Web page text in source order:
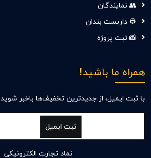
👥 نمایندگان
👷 داربست بندان
📸 ثبت پروژه
همراه ما باشید!
با ثبت ایمیل، از جدید‌ترین تخفیف‌ها با‌خبر شوید
ثبت ایمیل
نماد تجارت الکترونیکی